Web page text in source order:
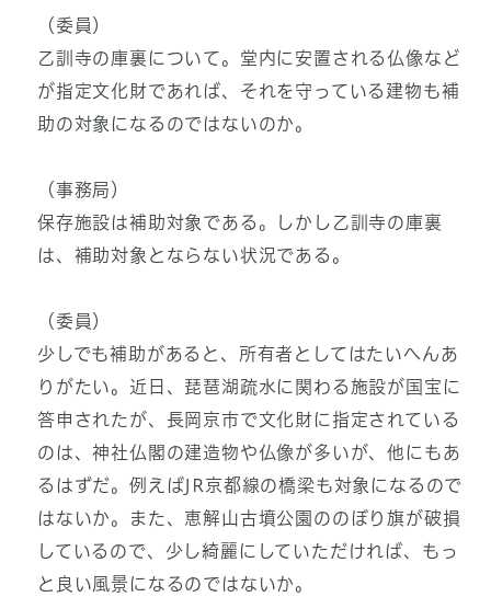
（委員）
乙訓寺の庫裏について。堂内に安置される仏像など
が指定文化財であれば、それを守っている建物も補
助の対象になるのではないのか。
（事務局）
保存施設は補助対象である。しかし乙訓寺の庫裏
は、補助対象とならない状況である。
（委員）
少しでも補助があると、所有者としてはたいへんあ
りがたい。近日、琵琶湖疏水に関わる施設が国宝に
答申されたが、長岡京市で文化財に指定されている
のは、神社仏閣の建造物や仏像が多いが、他にもあ
るはずだ。例えばJR京都線の橋梁も対象になるので
はないか。また、恵解山古墳公園ののぼり旗が破損
しているので、少し綺麗にしていただければ、もっ
と良い風景になるのではないか。